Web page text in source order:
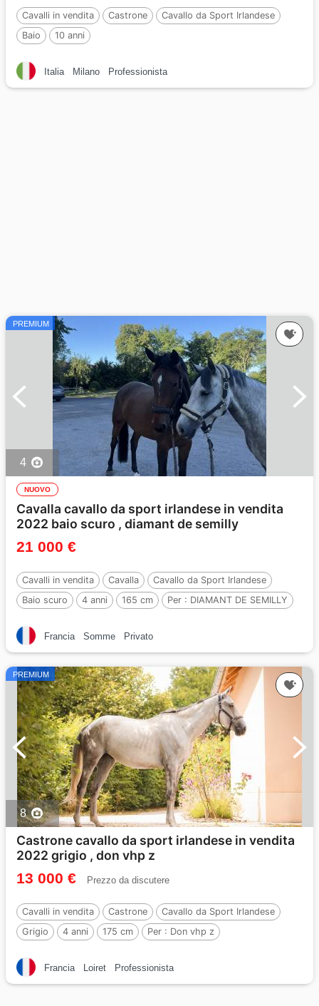
Cavalli in vendita Castrone
Cavallo da Sport Irlandese
Baio
10 anni
Italia Milano Professionista
PREMIUM
4
NUOVO
Cavalla cavallo da sport irlandese in vendita
2022 baio scuro , diamant de semilly
21 000 €
Cavalli in vendita Cavalla
Cavallo da Sport Irlandese
Baio scuro
4 anni 165 cm Per : DIAMANT DE SEMILLY
Francia Somme Privato
PREMIUM
8
Castrone cavallo da sport irlandese in vendita
2022 grigio , don vhp z
13 000 € Prezzo da discutere
Cavalli in vendita Castrone
Cavallo da Sport Irlandese
Grigio
4 anni 175 cm Per : Don vhp z
Francia Loiret Professionista